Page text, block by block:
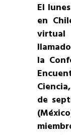
El
en
la
de